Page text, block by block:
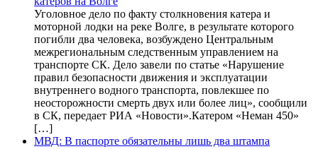
Уголовное дело по факту столкновения катера и
моторной лодки на реке Волге, в результате которого
погибли два человека, возбуждено Центральным
межрегиональным следственным управлением на
транспорте СК. Дело завели по статье «Нарушение
правил безопасности движения и эксплуатации
внутреннего водного транспорта, повлекшее по
неосторожности смерть двух или более лиц», сообщили
в СК, передает РИА «Новости».Катером «Неман 450»
[…]
МВД: В паспорте обязательны лишь два штампа